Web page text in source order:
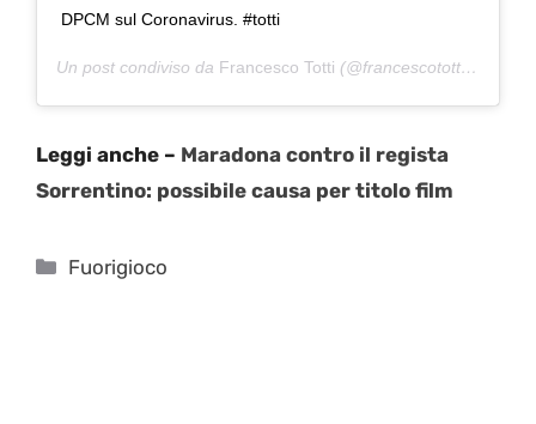
DPCM sul Coronavirus. #totti
Un post condiviso da Francesco Totti (@francescototti) in data:
Leggi anche – Maradona contro il regista
Sorrentino: possibile causa per titolo film
Categorie
Fuorigioco